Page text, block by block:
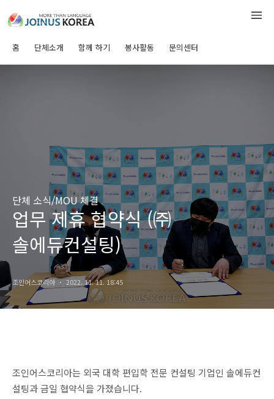
홈 단체소개 함께 하기 봉사활동 문의센터
단체 소식/MOU 체결
업무 제휴 협약식 (㈜
솔에듀컨설팅)
조인어스코리아 2022. 11. 11. 18:45
조인어스코리아는 외국 대학 편입학 전문 컨설팅 기업인 솔에듀컨
설팅과 금일 협약식을 가졌습니다.